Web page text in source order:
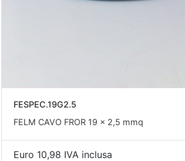
FESPEC.19G2.5
FELM CAVO FROR 19 x 2,5 mmq
Euro 10,98 IVA inclusa